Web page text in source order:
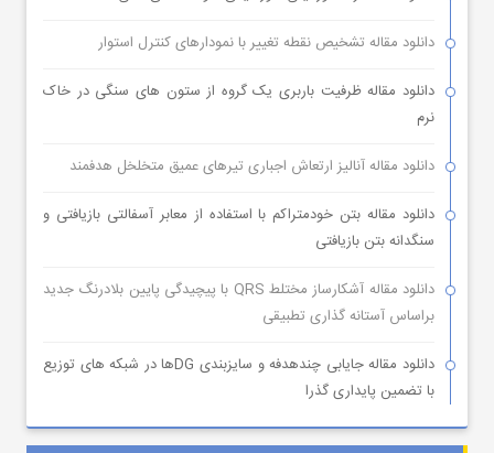
دانلود مقاله تشخیص نقطه تغییر با نمودارهای کنترل استوار
دانلود مقاله ظرفیت باربری یک گروه از ستون های سنگی در خاک
نرم
دانلود مقاله آنالیز ارتعاش اجباری تیرهای عمیق متخلخل هدفمند
دانلود مقاله بتن خودمتراکم با استفاده از معابر آسفالتی بازیافتی و
سنگدانه بتن بازیافتی
دانلود مقاله آشکارساز مختلط QRS با پیچیدگی پایین بلادرنگ جدید
براساس آستانه گذاری تطبیقی
دانلود مقاله جایابی چندهدفه و سایزبندی DGها در شبکه های توزیع
با تضمین پایداری گذرا